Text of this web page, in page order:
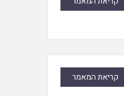
קריאת המאמר